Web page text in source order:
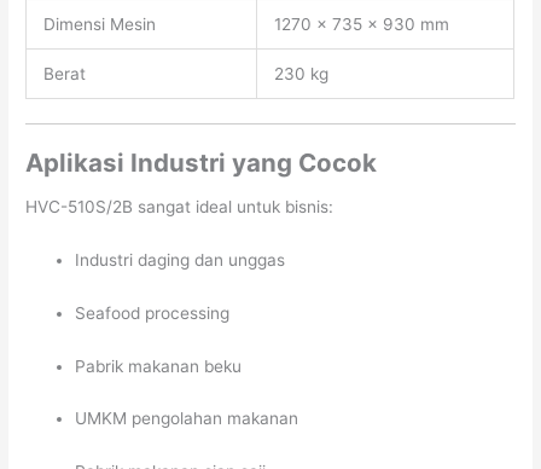
Dimensi Mesin 1270 × 735 × 930 mm
Berat 230 kg
Aplikasi Industri yang Cocok
HVC-510S/2B sangat ideal untuk bisnis:
Industri daging dan unggas
Seafood processing
Pabrik makanan beku
UMKM pengolahan makanan